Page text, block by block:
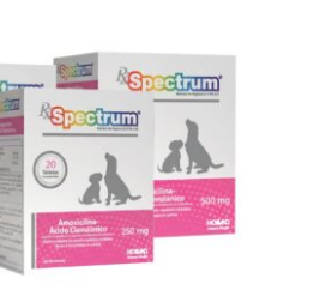
Amoxicilina-Ácido
Tabletas
Antibacterianos